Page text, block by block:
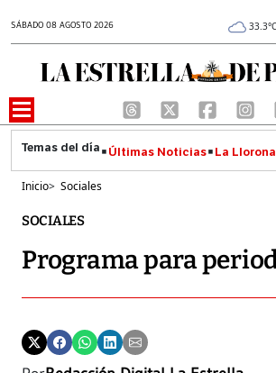
SÁBADO 08 AGOSTO 2026
Últimas Noticias La Llorona
Inicio> Sociales
SOCIALES
Programa para